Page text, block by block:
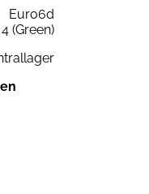
Euro6d
4 (Green)